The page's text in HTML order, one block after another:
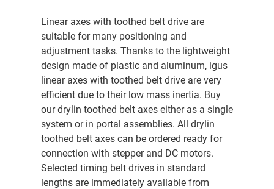
Linear axes with toothed belt drive are
suitable for many positioning and
adjustment tasks. Thanks to the lightweight
design made of plastic and aluminum, igus
linear axes with toothed belt drive are very
efficient due to their low mass inertia. Buy
our drylin toothed belt axes either as a single
system or in portal assemblies. All drylin
toothed belt axes can be ordered ready for
connection with stepper and DC motors.
Selected timing belt drives in standard
lengths are immediately available from